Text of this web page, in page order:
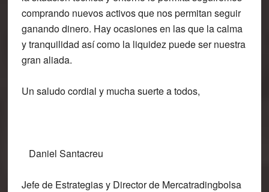
comprando nuevos activos que nos permitan seguir
ganando dinero. Hay ocasiones en las que la calma
y tranquilidad así como la liquidez puede ser nuestra
gran aliada.
Un saludo cordial y mucha suerte a todos,
Daniel Santacreu
Jefe de Estrategias y Director de Mercatradingbolsa